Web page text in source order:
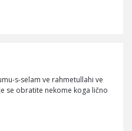
s-selam ve rahmetullahi ve
se obratite nekome koga lično